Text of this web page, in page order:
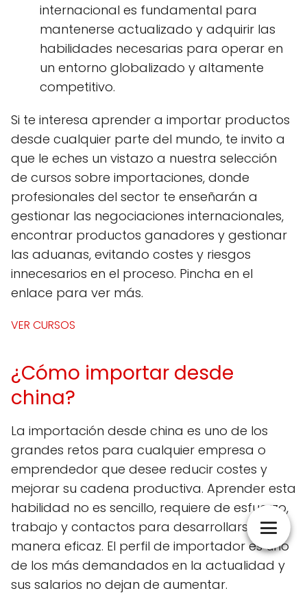
internacional es fundamental para
mantenerse actualizado y adquirir las
habilidades necesarias para operar en
un entorno globalizado y altamente
competitivo.
Si te interesa aprender a importar productos
desde cualquier parte del mundo, te invito a
que le eches un vistazo a nuestra selección
de cursos sobre importaciones, donde
profesionales del sector te enseñarán a
gestionar las negociaciones internacionales,
encontrar productos ganadores y gestionar
las aduanas, evitando costes y riesgos
innecesarios en el proceso. Pincha en el
enlace para ver más.
VER CURSOS
¿Cómo importar desde
china?
La importación desde china es uno de los
grandes retos para cualquier empresa o
emprendedor que desee reducir costes y
mejorar su cadena productiva. Aprender esta
habilidad no es sencillo, requiere de esfuerzo,
trabajo y contactos para desarrollarse de
manera eficaz. El perfil de importador es uno
de los más demandados en la actualidad y
sus salarios no dejan de aumentar.